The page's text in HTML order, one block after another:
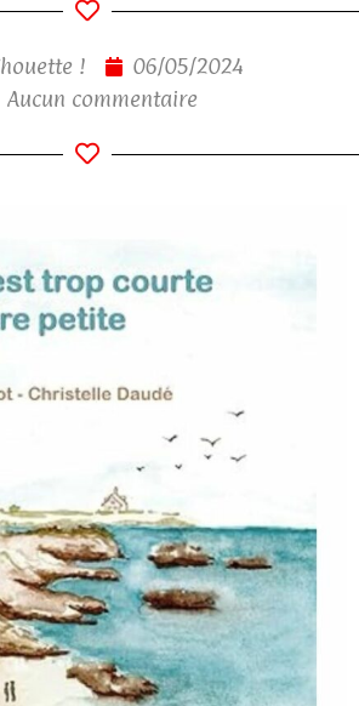
!
06/05/2024
Aucun commentaire